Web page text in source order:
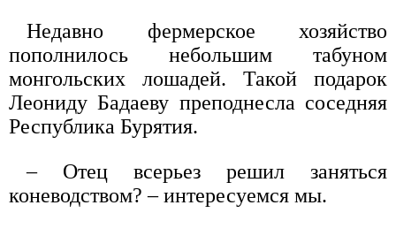
Недавно фермерское хозяйство
пополнилось небольшим табуном
монгольских лошадей. Такой подарок
Леониду Бадаеву преподнесла соседняя
Республика Бурятия.
– Отец всерьез решил заняться
коневодством? – интересуемся мы.